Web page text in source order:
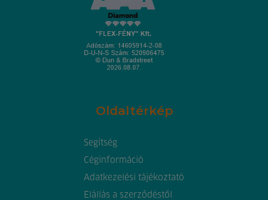
Oldaltérkép
Segítség
Céginformáció
Adatkezelési tájékoztató
Elállás a szerződéstől